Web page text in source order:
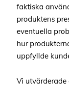
faktiska
produktens
eventuella
hur
uppfyllde
Vi